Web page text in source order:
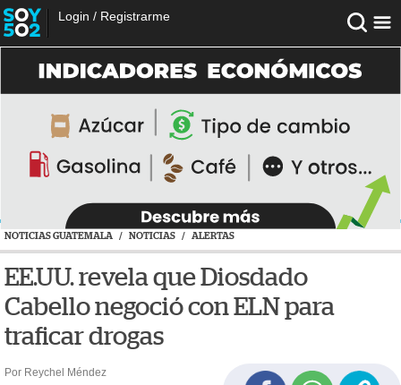
Login / Registrarme
NOTICIAS GUATEMALA / NOTICIAS / ALERTAS
EE.UU. revela que Diosdado
Cabello negoció con ELN para
traficar drogas
Por Reychel Méndez